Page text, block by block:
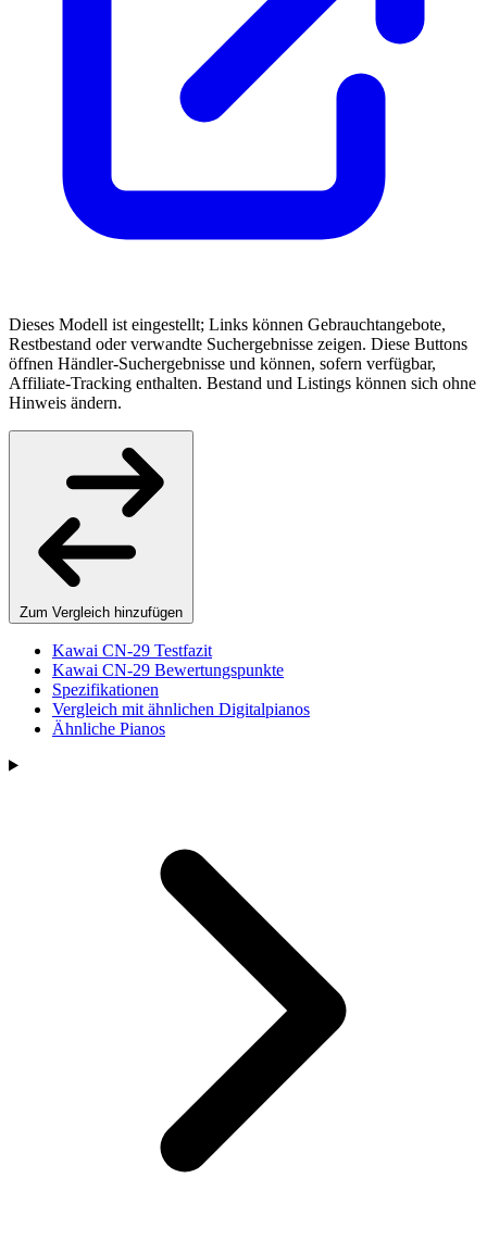
Dieses Modell ist eingestellt; Links können Gebrauchtangebote,
Restbestand oder verwandte Suchergebnisse zeigen. Diese Buttons
öffnen Händler-Suchergebnisse und können, sofern verfügbar,
Affiliate-Tracking enthalten. Bestand und Listings können sich ohne
Hinweis ändern.
Zum Vergleich hinzufügen
Kawai CN-29 Testfazit
Kawai CN-29 Bewertungspunkte
Spezifikationen
Vergleich mit ähnlichen Digitalpianos
Ähnliche Pianos